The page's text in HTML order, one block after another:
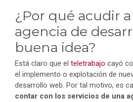
¿Por qué acudir
agencia de
buena idea?
Está claro que el teletrabajo cayó
el implemento o explotación de
desarrollo web. Por tal motivo, es
contar con los servicios de una